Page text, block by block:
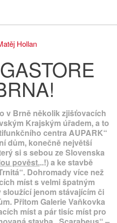
Hollan
v Brně několik zjišťovacích
Krajským úřadem, a to
centra AUPARK“
dům, konečně největší
si s sebou ze Slovenska
pověst...!) a ke stavbě
Dohromady více než
míst s velmi špatným
sloužící jenom stávajícím či
Přitom Galerie Vaňkovka
míst a pár tisíc míst pro